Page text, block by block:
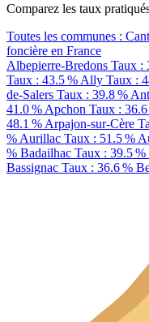
Comparez les taux
Toutes les communes :
foncière en France
Albepierre-Bredons Taux :
Taux : 43.5 % Ally Taux :
de-Salers Taux : 39.8 %
41.0 % Apchon Taux :
48.1 % Arpajon-sur-Cère
% Aurillac Taux : 51.5 %
% Badailhac Taux : 39.5 %
Bassignac Taux : 36.6 %